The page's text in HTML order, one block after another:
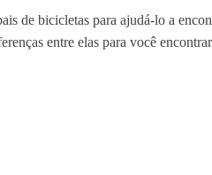
de bicicletas para ajudá-lo a
entre elas para você